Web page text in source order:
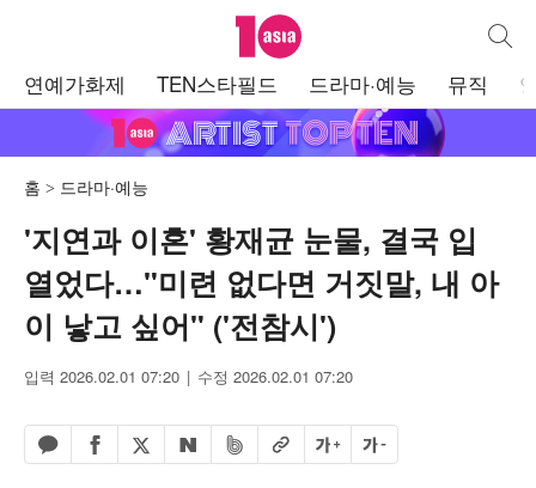
텐아시아 통합
연예가화제 TEN스타필드 드라마·예능 뮤직
홈 드라마·예능
'지연과 이혼' 황재균 눈물, 결국 입
열었다…"미련 없다면 거짓말, 내 아
이 낳고 싶어" ('전참시')
입력 2026.02.01 07:20 수정 2026.02.01 07:20
카카오톡 공유하기
페이스북 공유하기
엑스 공유하기
네이버 공유하기
밴드 공유하기
URL복사글자 크게글자 작게